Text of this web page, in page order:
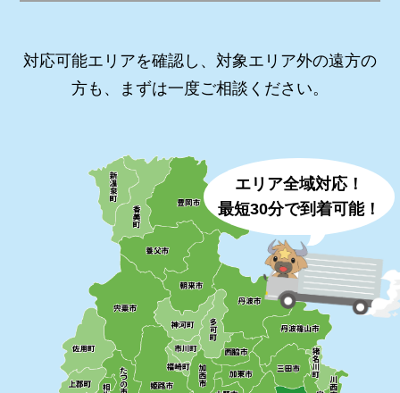
対応可能エリアを確認し、対象エリア外の遠方の
方も、まずは一度ご相談ください。
エリア全域対応！
最短30分で到着可能！